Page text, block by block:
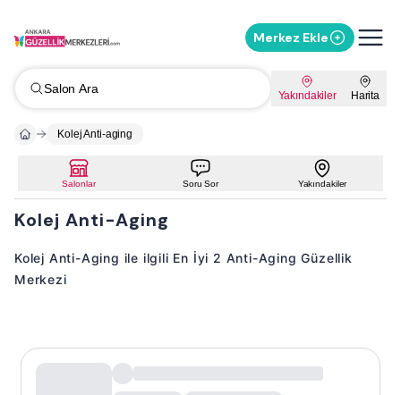
Merkez Ekle
Salon Ara Yakındakiler Harita
Kolej Anti-aging
Salonlar Soru Sor Yakındakiler
Kolej Anti-Aging
Kolej Anti-Aging ile ilgili En İyi 2 Anti-Aging Güzellik
Merkezi